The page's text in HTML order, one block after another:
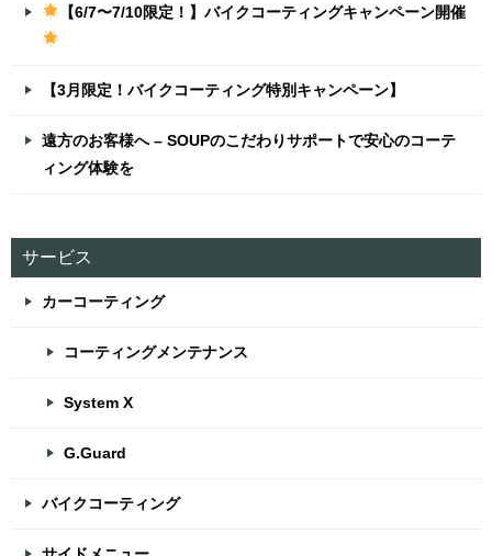
【6/7〜7/10限定！】バイクコーティングキャンペーン開催
【3月限定！バイクコーティング特別キャンペーン】
遠方のお客様へ – SOUPのこだわりサポートで安心のコーテ
ィング体験を
サービス
カーコーティング
コーティングメンテナンス
System X
G.Guard
バイクコーティング